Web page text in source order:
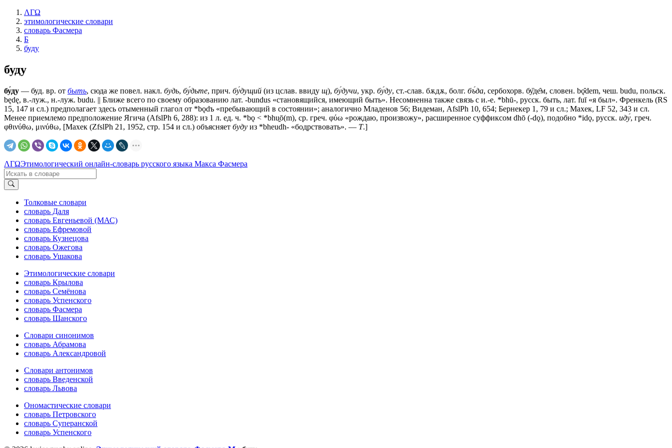
ΛΓΩ
этимологические словари
словарь Фасмера
Б
буду
буду
бу́ду — буд. вр. от быть, сюда же повел. накл. будь, бу́дьте, прич. бу́дущий (из цслав. ввиду щ), бу́дучи, укр. бу́ду, ст.-слав. бѫдѫ, болг. бъ́да, сербохорв. бу̏де̑м, словен. bǫ̑dem, чеш. budu, польск.
będę, в.-луж., н.-луж. budu. || Ближе всего по своему образованию лат. -bundus «становящийся, имеющий быть». Несомненна также связь с и.-е. *bhū-, русск. быть, лат. fuī «я был». Френкель (RS
15, 147 и сл.) предполагает здесь отыменный глагол от *bǫdъ «пребывающий в состоянии»; аналогично Младенов 56; Видеман, AfslPh 10, 654; Бернекер 1, 79 и сл.; Махек, LF 52, 343 и сл.
Менее приемлемо предположение Ягича (AfslPh 6, 288): из 1 л. ед. ч. *bǫ < *bhu̯ō(m), ср. греч. φύω «рождаю, произвожу», расширенное суффиксом dhō (-dǫ), подобно *idǫ, русск. иду́, греч.
φθινύθω, μινύθω, [Махек (ZfslPh 21, 1952, стр. 154 и сл.) объясняет буду из *bheudh- «бодрствовать». — Т.]
ΛΓΩЭтимологический онлайн-словарь русского языка Макса Фасмера
Толковые словари
словарь Даля
словарь Евгеньевой (МАС)
словарь Ефремовой
словарь Кузнецова
словарь Ожегова
словарь Ушакова
Этимологические словари
словарь Крылова
словарь Семёнова
словарь Успенского
словарь Фасмера
словарь Шанского
Словари синонимов
словарь Абрамова
словарь Александровой
Словари антонимов
словарь Введенской
словарь Львова
Ономастические словари
словарь Петровского
словарь Суперанской
словарь Успенского